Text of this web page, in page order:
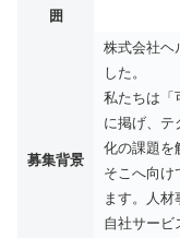
囲
募集背景
株式会社ヘ
した。
私たちは「
に掲げ、テ
化の課題を
そこへ向け
ます。人
自社サービ